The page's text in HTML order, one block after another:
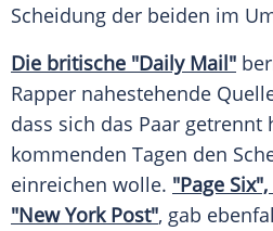
Scheidung der beiden im
Die britische "Daily Mail"
Rapper nahestehende
dass sich das Paar getrennt
kommenden Tagen den
einreichen wolle. "Page
"New York Post", gab